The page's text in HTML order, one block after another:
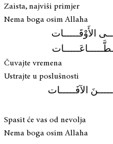
Zaista, najviši primjer
Nema boga osim Allaha
الأَوْقَـــــات
Čuvajte vremena
Ustrajte u poslušnosti
الآفَـــــات
Spasit će vas od nevolja
Nema boga osim Allaha